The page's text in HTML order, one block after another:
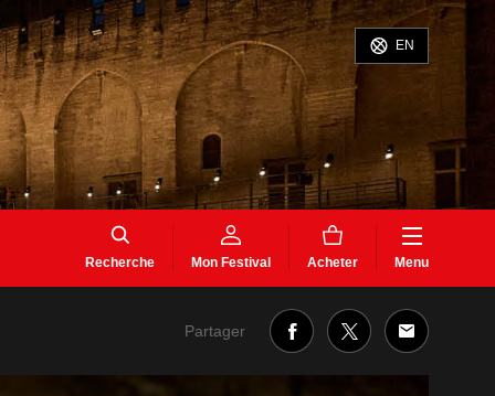
EN
Recherche Mon Festival Acheter Menu
Partager